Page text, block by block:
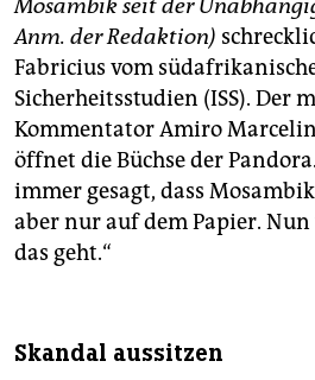
Mosambik seit der
Anm. der Redaktion)
Fabricius vom
Sicherheitsstudien (ISS). Der
Kommentator Amiro
öffnet die Büchse der
immer gesagt, dass
aber nur auf dem Papier.
das geht.“
Skandal aussitzen